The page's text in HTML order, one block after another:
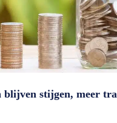
stijgen, meer